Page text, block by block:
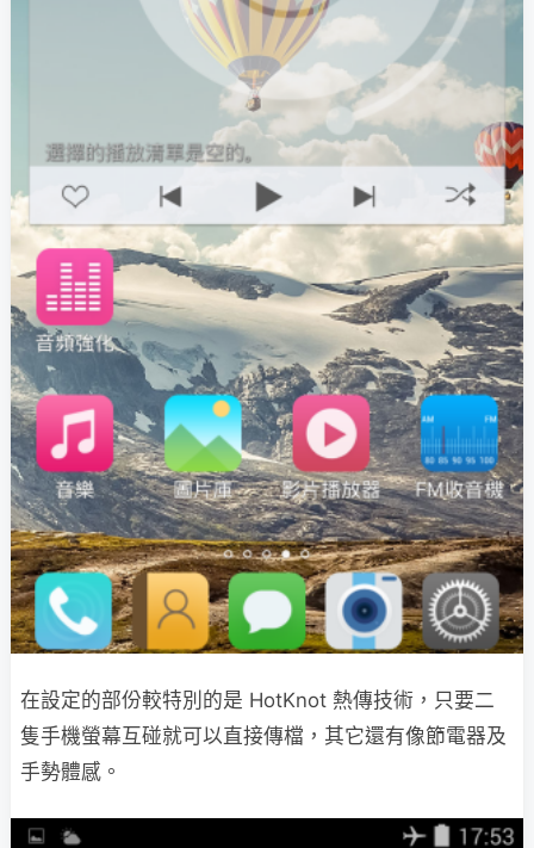
在設定的部份較特別的是 HotKnot 熱傳技術，只要二
隻手機螢幕互碰就可以直接傳檔，其它還有像節電器及
手勢體感。